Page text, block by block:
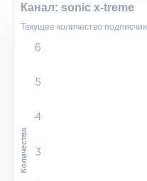
Канал: sonic x-treme
Текущее количество
6
5
4
3
Количество